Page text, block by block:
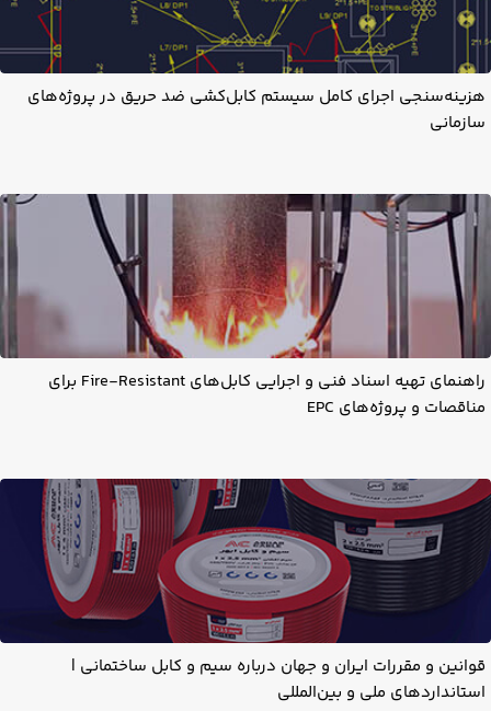
هزینه‌سنجی اجرای کامل سیستم کابل‌کشی ضد حریق در پروژه‌های
سازمانی
راهنمای تهیه اسناد فنی و اجرایی کابل‌های Fire-Resistant برای
مناقصات و پروژه‌های EPC
قوانین و مقررات ایران و جهان درباره سیم و کابل ساختمانی |
استانداردهای ملی و بین‌المللی